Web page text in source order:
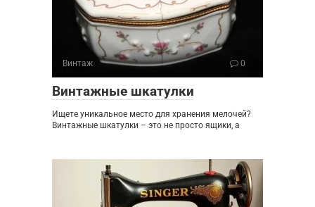
Винтаж 0
Винтажные шкатулки
Ищете уникальное место для хранения мелочей?
Винтажные шкатулки – это не просто ящики, а